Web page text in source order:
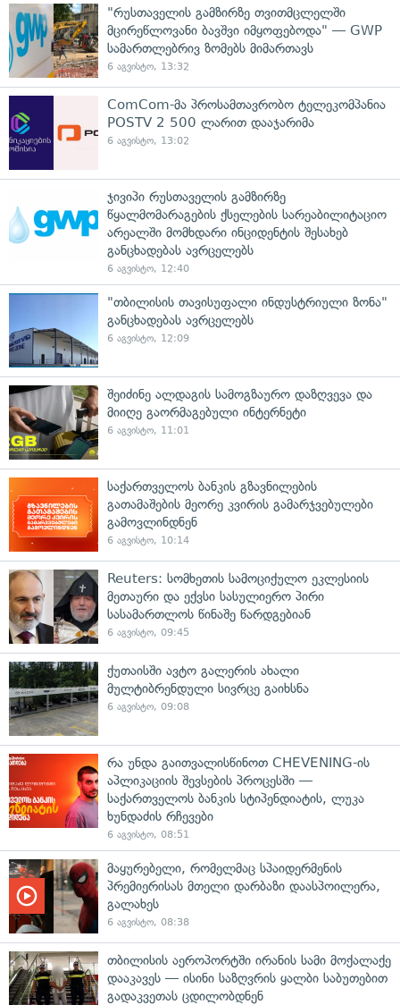
"რუსთაველის გამზირზე თვითმცლელში
მცირეწლოვანი ბავშვი იმყოფებოდა" — GWP
სამართლებრივ ზომებს მიმართავს
6 აგვისტო, 13:32
ComCom-მა პროსამთავრობო ტელეკომპანია
POSTV 2 500 ლარით დააჯარიმა
6 აგვისტო, 13:02
ჯივიპი რუსთაველის გამზირზე
წყალმომარაგების ქსელების სარეაბილიტაციო
არეალში მომხდარი ინციდენტის შესახებ
განცხადებას ავრცელებს
6 აგვისტო, 12:40
"თბილისის თავისუფალი ინდუსტრიული ზონა"
განცხადებას ავრცელებს
6 აგვისტო, 12:09
შეიძინე ალდაგის სამოგზაურო დაზღვევა და
მიიღე გაორმაგებული ინტერნეტი
6 აგვისტო, 11:01
საქართველოს ბანკის გზავნილების
გათამაშების მეორე კვირის გამარჯვებულები
გამოვლინდნენ
6 აგვისტო, 10:14
Reuters: სომხეთის სამოციქულო ეკლესიის
მეთაური და ექვსი სასულიერო პირი
სასამართლოს წინაშე წარდგებიან
6 აგვისტო, 09:45
ქუთაისში ავტო გალერის ახალი
მულტიბრენდული სივრცე გაიხსნა
6 აგვისტო, 09:08
რა უნდა გაითვალისწინოთ CHEVENING-ის
აპლიკაციის შევსების პროცესში —
საქართველოს ბანკის სტიპენდიატის, ლუკა
ხუნდაძის რჩევები
6 აგვისტო, 08:51
მაყურებელი, რომელმაც სპაიდერმენის
პრემიერისას მთელი დარბაზი დაასპოილერა,
გალახეს
6 აგვისტო, 08:38
თბილისის აეროპორტში ირანის სამი მოქალაქე
დააკავეს — ისინი საზღვრის ყალბი საბუთებით
გადაკვეთას ცდილობდნენ